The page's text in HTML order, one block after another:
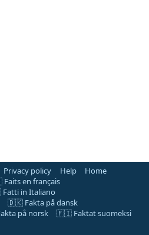
Privacy policy Help
Home
en français
in Italiano
🇩🇰 Fakta på dansk
på norsk
🇫🇮 Faktat suomeksi